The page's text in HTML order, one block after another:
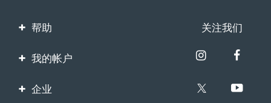
帮助
联系我们
保修与退换货
关注我们
我的帐户
产品注册
企业